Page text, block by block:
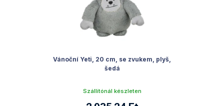
Vánoční Yeti, 20 cm, se zvukem, plyš,
šedá
Szállítónál készleten